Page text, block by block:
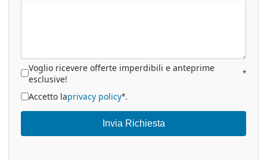
Voglio ricevere offerte imperdibili e anteprime
esclusive!
*
Accetto laprivacy policy*.
Invia Richiesta